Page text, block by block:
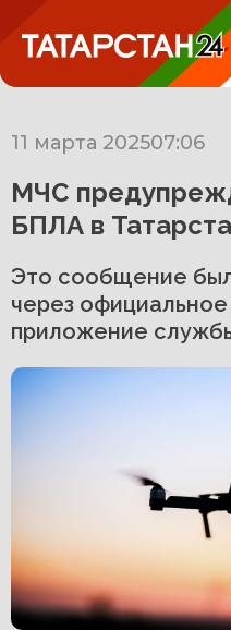
11 марта 202507:06
МЧС
БПЛА в
Это сообщение
через
приложение